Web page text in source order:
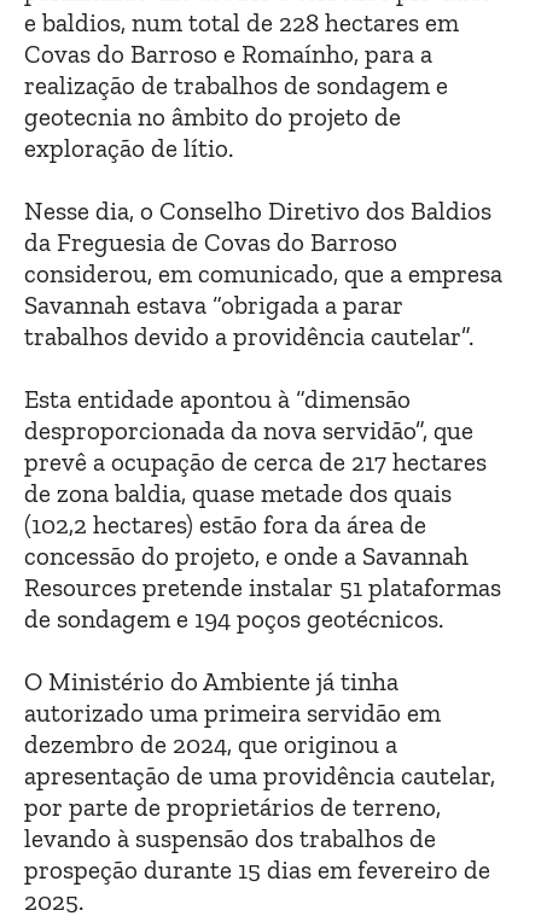
e baldios, num total de 228 hectares em
Covas do Barroso e Romaínho, para a
realização de trabalhos de sondagem e
geotecnia no âmbito do projeto de
exploração de lítio.
Nesse dia, o Conselho Diretivo dos Baldios
da Freguesia de Covas do Barroso
considerou, em comunicado, que a empresa
Savannah estava “obrigada a parar
trabalhos devido a providência cautelar”.
Esta entidade apontou à “dimensão
desproporcionada da nova servidão”, que
prevê a ocupação de cerca de 217 hectares
de zona baldia, quase metade dos quais
(102,2 hectares) estão fora da área de
concessão do projeto, e onde a Savannah
Resources pretende instalar 51 plataformas
de sondagem e 194 poços geotécnicos.
O Ministério do Ambiente já tinha
autorizado uma primeira servidão em
dezembro de 2024, que originou a
apresentação de uma providência cautelar,
por parte de proprietários de terreno,
levando à suspensão dos trabalhos de
prospeção durante 15 dias em fevereiro de
2025.